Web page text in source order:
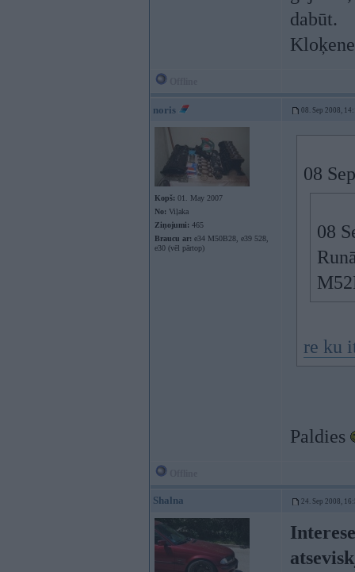
dabūt.
noris 08. Sep 2008,
Kopš: 01. May 2007
No: Viļaka
Ziņojumi: 465
Braucu ar: e34 M50B28, e39 528,
e30 (vēl pārtop)
08
08
re ku
Paldies
Shalna 24. Sep 2008,